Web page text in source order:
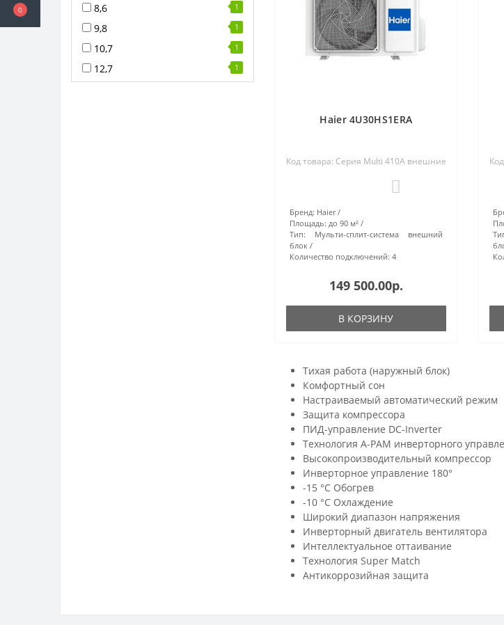
0 8,6 1
9,8 1
10,7 1
12,7 1
Haier 4U30HS1ERA
Код товара: Серия Multi 410A внешние
Бренд: Haier
Площадь: до 90 м²
Тип:
Мульти-сплит-система внешний
блок
Количество подключений: 4
149 500.00р.
В КОРЗИНУ
Тихая работа (наружный блок)
Комфортный сон
Настраиваемый автоматический режим
Защита компрессора
ПИД-управление DC-Inverter
Технология A-PAM инверторного
Высокопроизводительный компрессор
Инверторное управление 180°
-15 °C Обогрев
-10 °C Охлаждение
Широкий диапазон напряжения
Инверторный двигатель вентилятора
Интеллектуальное оттаивание
Технология Super Match
Антикоррозийная защита